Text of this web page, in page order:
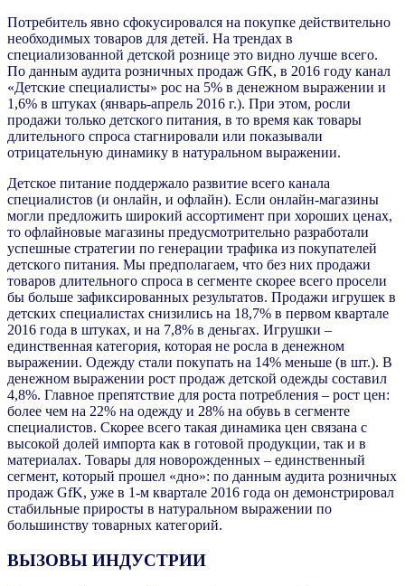
Потребитель явно сфокусировался на покупке действительно
необходимых товаров для детей. На трендах в
специализованной детской рознице это видно лучше всего.
По данным аудита розничных продаж GfK, в 2016 году канал
«Детские специалисты» рос на 5% в денежном выражении и
1,6% в штуках (январь-апрель 2016 г.). При этом, росли
продажи только детского питания, в то время как товары
длительного спроса стагнировали или показывали
отрицательную динамику в натуральном выражении.
Детское питание поддержало развитие всего канала
специалистов (и онлайн, и офлайн). Если онлайн-магазины
могли предложить широкий ассортимент при хороших ценах,
то офлайновые магазины предусмотрительно разработали
успешные стратегии по генерации трафика из покупателей
детского питания. Мы предполагаем, что без них продажи
товаров длительного спроса в сегменте скорее всего просели
бы больше зафиксированных результатов. Продажи игрушек в
детских специалистах снизились на 18,7% в первом квартале
2016 года в штуках, и на 7,8% в деньгах. Игрушки –
единственная категория, которая не росла в денежном
выражении. Одежду стали покупать на 14% меньше (в шт.). В
денежном выражении рост продаж детской одежды составил
4,8%. Главное препятствие для роста потребления – рост цен:
более чем на 22% на одежду и 28% на обувь в сегменте
специалистов. Скорее всего такая динамика цен связана с
высокой долей импорта как в готовой продукции, так и в
материалах. Товары для новорожденных – единственный
сегмент, который прошел «дно»: по данным аудита розничных
продаж GfK, уже в 1-м квартале 2016 года он демонстрировал
стабильные приросты в натуральном выражении по
большинству товарных категорий.
ВЫЗОВЫ ИНДУСТРИИ